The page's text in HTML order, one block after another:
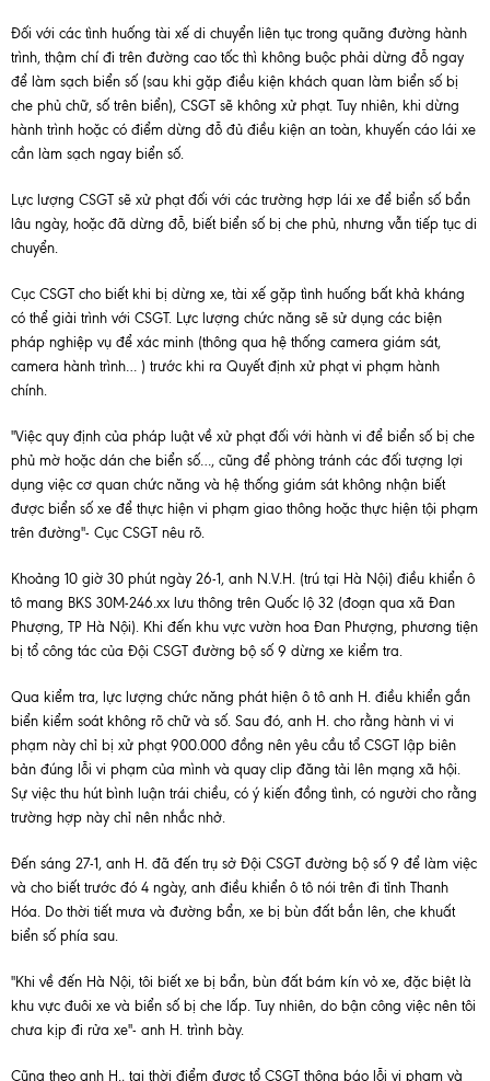
Đối với các tình huống tài xế di chuyển liên tục trong quãng đường hành
trình, thậm chí đi trên đường cao tốc thì không buộc phải dừng đỗ ngay
để làm sạch biển số (sau khi gặp điều kiện khách quan làm biển số bị
che phủ chữ, số trên biển), CSGT sẽ không xử phạt. Tuy nhiên, khi dừng
hành trình hoặc có điểm dừng đỗ đủ điều kiện an toàn, khuyến cáo lái xe
cần làm sạch ngay biển số.
Lực lượng CSGT sẽ xử phạt đối với các trường hợp lái xe để biển số bẩn
lâu ngày, hoặc đã dừng đỗ, biết biển số bị che phủ, nhưng vẫn tiếp tục di
chuyển.
Cục CSGT cho biết khi bị dừng xe, tài xế gặp tình huống bất khả kháng
có thể giải trình với CSGT. Lực lượng chức năng sẽ sử dụng các biện
pháp nghiệp vụ để xác minh (thông qua hệ thống camera giám sát,
camera hành trình… ) trước khi ra Quyết định xử phạt vi phạm hành
chính.
"Việc quy định của pháp luật về xử phạt đối với hành vi để biển số bị che
phủ mờ hoặc dán che biển số…, cũng để phòng tránh các đối tượng lợi
dụng việc cơ quan chức năng và hệ thống giám sát không nhận biết
được biển số xe để thực hiện vi phạm giao thông hoặc thực hiện tội phạm
trên đường"- Cục CSGT nêu rõ.
Khoảng 10 giờ 30 phút ngày 26-1, anh N.V.H. (trú tại Hà Nội) điều khiển ô
tô mang BKS 30M-246.xx lưu thông trên Quốc lộ 32 (đoạn qua xã Đan
Phượng, TP Hà Nội). Khi đến khu vực vườn hoa Đan Phượng, phương tiện
bị tổ công tác của Đội CSGT đường bộ số 9 dừng xe kiểm tra.
Qua kiểm tra, lực lượng chức năng phát hiện ô tô anh H. điều khiển gắn
biển kiểm soát không rõ chữ và số. Sau đó, anh H. cho rằng hành vi vi
phạm này chỉ bị xử phạt 900.000 đồng nên yêu cầu tổ CSGT lập biên
bản đúng lỗi vi phạm của mình và quay clip đăng tải lên mạng xã hội.
Sự việc thu hút bình luận trái chiều, có ý kiến đồng tình, có người cho rằng
trường hợp này chỉ nên nhắc nhở.
Đến sáng 27-1, anh H. đã đến trụ sở Đội CSGT đường bộ số 9 để làm việc
và cho biết trước đó 4 ngày, anh điều khiển ô tô nói trên đi tỉnh Thanh
Hóa. Do thời tiết mưa và đường bẩn, xe bị bùn đất bắn lên, che khuất
biển số phía sau.
"Khi về đến Hà Nội, tôi biết xe bị bẩn, bùn đất bám kín vỏ xe, đặc biệt là
khu vực đuôi xe và biển số bị che lấp. Tuy nhiên, do bận công việc nên tôi
chưa kịp đi rửa xe"- anh H. trình bày.
Cũng theo anh H., tại thời điểm được tổ CSGT thông báo lỗi vi phạm và